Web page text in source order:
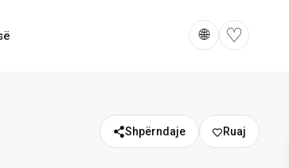
🌐 ♡
Shpërndaje